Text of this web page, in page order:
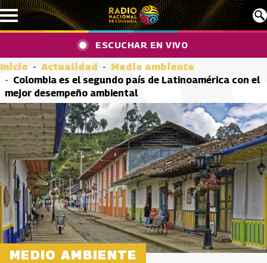
Pasar al contenido principal
ESCUCHAR EN VIVO
Inicio Actualidad
Medio ambiente
Colombia es el segundo país de Latinoamérica con el
mejor desempeño ambiental
MEDIO AMBIENTE